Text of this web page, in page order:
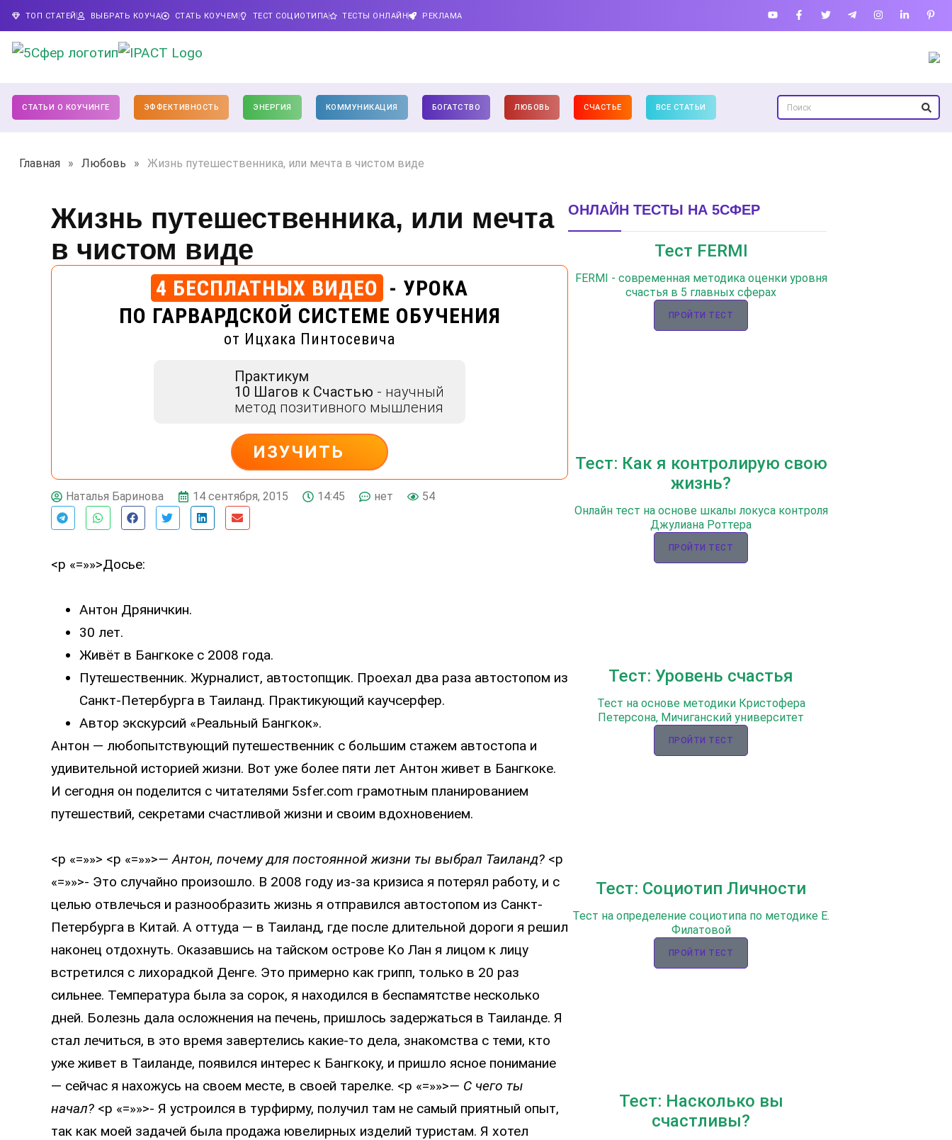
ТОП СТАТЕЙ ВЫБРАТЬ КОУЧА СТАТЬ КОУЧЕМ ТЕСТ СОЦИОТИПА ТЕСТЫ ОНЛАЙН РЕКЛАМА
СТАТЬИ О КОУЧИНГЕ ЭФФЕКТИВНОСТЬ ЭНЕРГИЯ КОММУНИКАЦИЯ БОГАТСТВО ЛЮБОВЬ СЧАСТЬЕ ВСЕ СТАТЬИ
Главная » Любовь » Жизнь путешественника, или мечта в чистом виде
Жизнь путешественника, или мечта
в чистом виде
4 БЕСПЛАТНЫХ ВИДЕО - УРОКА
ПО ГАРВАРДСКОЙ СИСТЕМЕ ОБУЧЕНИЯ
от Ицхака Пинтосевича
Практикум
10 Шагов к Счастью - научный
метод позитивного мышления
ИЗУЧИТЬ
ДЕЙСТВУЙ
Наталья Баринова 14 сентября, 2015 14:45 нет 54
<p «=»»>Досье:
Антон Дряничкин.
30 лет.
Живёт в Бангкоке с 2008 года.
Путешественник. Журналист, автостопщик. Проехал два раза автостопом из
Санкт-Петербурга в Таиланд. Практикующий каучсерфер.
Автор экскурсий «Реальный Бангкок».
Антон — любопытствующий путешественник с большим стажем автостопа и
удивительной историей жизни. Вот уже более пяти лет Антон живет в Бангкоке.
И сегодня он поделится с читателями 5sfer.com грамотным планированием
путешествий, секретами счастливой жизни и своим вдохновением.
<p «=»»> <p «=»»>— Антон, почему для постоянной жизни ты выбрал Таиланд? <p
«=»»>- Это случайно произошло. В 2008 году из-за кризиса я потерял работу, и с
целью отвлечься и разнообразить жизнь я отправился автостопом из Санкт-
Петербурга в Китай. А оттуда — в Таиланд, где после длительной дороги я решил
наконец отдохнуть. Оказавшись на тайском острове Ко Лан я лицом к лицу
встретился с лихорадкой Денге. Это примерно как грипп, только в 20 раз
сильнее. Температура была за сорок, я находился в беспамятстве несколько
дней. Болезнь дала осложнения на печень, пришлось задержаться в Таиланде. Я
стал лечиться, в это время завертелись какие-то дела, знакомства с теми, кто
уже живет в Таиланде, появился интерес к Бангкоку, и пришло ясное понимание
— сейчас я нахожусь на своем месте, в своей тарелке. <p «=»»>— С чего ты
начал? <p «=»»>- Я устроился в турфирму, получил там не самый приятный опыт,
так как моей задачей была продажа ювелирных изделий туристам. Я хотел
ОНЛАЙН ТЕСТЫ НА 5СФЕР
Тест FERMI
FERMI - современная методика оценки уровня
счастья в 5 главных сферах
ПРОЙТИ ТЕСТ
Тест: Как я контролирую свою
жизнь?
Онлайн тест на основе шкалы локуса контроля
Джулиана Роттера
ПРОЙТИ ТЕСТ
Тест: Уровень счастья
Тест на основе методики Кристофера
Петерсона, Мичиганский университет
ПРОЙТИ ТЕСТ
Тест: Социотип Личности
Тест на определение социотипа по методике Е.
Филатовой
ПРОЙТИ ТЕСТ
Тест: Насколько вы
счастливы?